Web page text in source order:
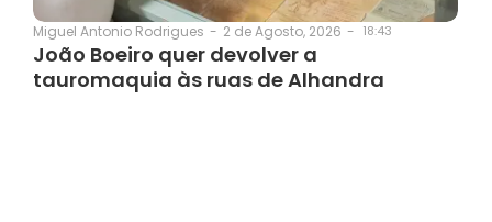
Miguel Antonio Rodrigues - 2 de Agosto, 2026 - 18:43
João Boeiro quer devolver a
tauromaquia às ruas de Alhandra